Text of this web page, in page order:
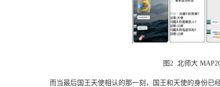
图2 北师大
而 当最后国王天使相认的那一刻，国王和天使的身份已